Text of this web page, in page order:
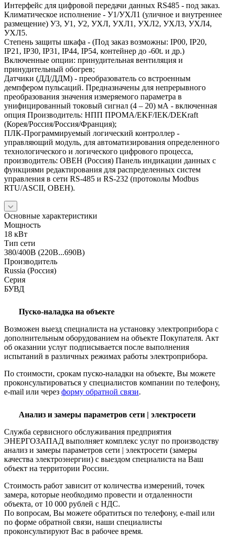
Интерфейс для цифровой передачи данных RS485 - под заказ.
Климатическое исполнение - У1/УХЛ1 (уличное и внутреннее
размещение) У3, У1, У2, УХЛ, УХЛ1, УХЛ2, УХЛ3, УХЛ4,
УХЛ5.
Степень защиты шкафа - (Под заказ возможны: IP00, IP20,
IP21, IP30, IP31, IP44, IP54, контейнер до -60t. и др.)
Включенные опции: принудительная вентиляция и
принудительный обогрев;
Датчики (ДД/ДДМ) - преобразователь со встроенным
демпфером пульсаций. Предназначены для непрерывного
преобразования значения измеряемого параметра в
унифицированный токовый сигнал (4 – 20) мА - включенная
опция Производитель: НПП ПРОМА/EKF/IEK/DEKraft
(Корея/Россия/Россия/Франция);
ПЛК-Программируемый логический контроллер -
управляющий модуль, для автоматизирования определенного
технологического и логического цифрового процесса,
производитель: ОВЕН (Россия) Панель индикации данных с
функциями редактирования для распределенных систем
управления в сети RS-485 и RS-232 (протоколы Modbus
RTU/ASCII, ОВЕН).
Основные характеристики
Мощность
18 кВт
Тип сети
380/400В (220В...690В)
Производитель
Russia (Россия)
Серия
БУВД
Пуско-наладка на объекте
Возможен выезд специалиста на установку электроприбора с
дополнительным оборудованием на объекте Покупателя. Акт
об оказании услуг подписывается после выполнения
испытаний в различных режимах работы электроприбора.
По стоимости, срокам пуско-наладки на объекте, Вы можете
проконсультироваться у специалистов компании по телефону,
e-mail или через форму обратной связи.
Анализ и замеры параметров сети | электросети
Служба сервисного обслуживания предприятия
ЭНЕРГОЗАПАД выполняет комплекс услуг по производству
анализ и замеры параметров сети | электросети (замеры
качества электроэнергии) с выездом специалиста на Ваш
объект на территории России.
Стоимость работ зависит от количества измерений, точек
замера, которые необходимо провести и отдаленности
объекта, от 10 000 рублей с НДС.
По вопросам, Вы можете обратиться по телефону, e-mail или
по форме обратной связи, наши специалисты
проконсультируют Вас в рабочее время.